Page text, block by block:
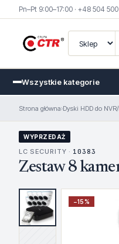
Pn–Pt 9:00–17:00 · +48 504
Wszystkie kategorie
Strona główna›Dyski HDD do
WYPRZEDAŻ
LC SECURITY · 10383
Zestaw 8
−15%